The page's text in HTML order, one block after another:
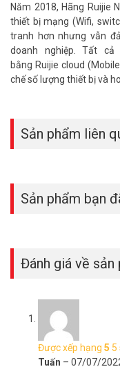
Năm 2018, Hãng Ruijie
thiết bị mạng (Wifi,
tranh hơn nhưng vẫn
doanh nghiệp. Tất
bằng Ruijie cloud
chế số lượng thiết bị và
Sản phẩm liên
Sản phẩm bạn
Đánh giá về sản
Được xếp hạng 5 5
Tuấn – 07/07/